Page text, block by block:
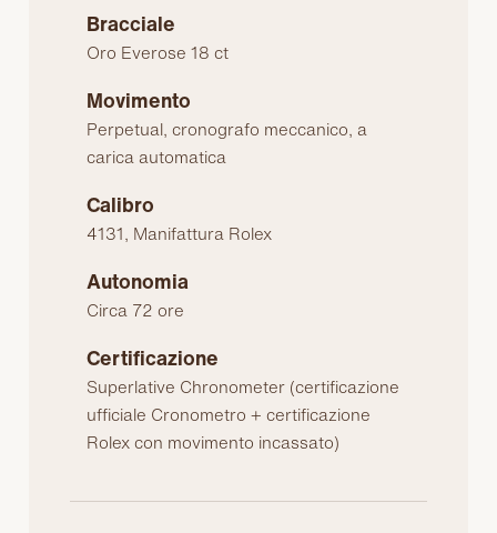
Bracciale
Oro Everose 18 ct
Movimento
Perpetual, cronografo meccanico, a
carica automatica
Calibro
4131, Manifattura Rolex
Autonomia
Circa 72 ore
Certificazione
Superlative Chronometer (certificazione
ufficiale Cronometro + certificazione
Rolex con movimento incassato)